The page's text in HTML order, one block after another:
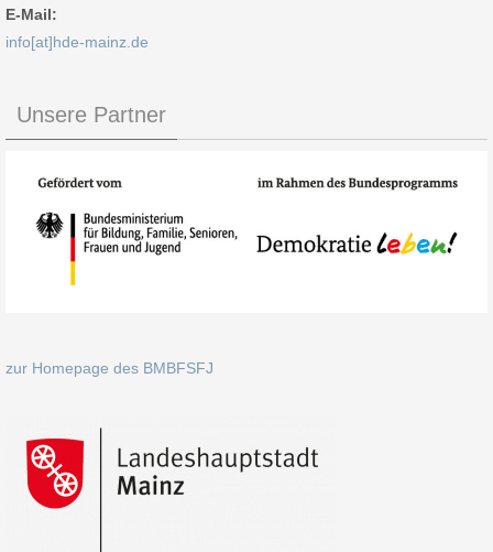
E-Mail:
info[at]hde-mainz.de
Unsere Partner
zur Homepage des BMBFSFJ